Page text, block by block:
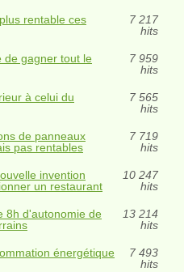
rentable ces
7 217
hits
de gagner tout le
7 959
hits
à celui du
7 565
hits
de panneaux
pas rentables
7 719
hits
invention
un restaurant
10 247
hits
8h d'autonomie de
13 214
hits
énergétique
7 493
hits